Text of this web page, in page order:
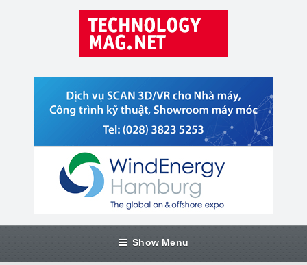
Show Menu